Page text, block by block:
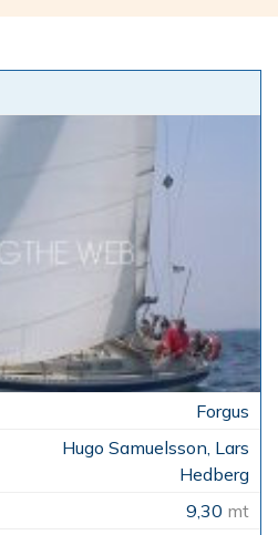
Forgus
Hugo Samuelsson, Lars
Hedberg
9,30 mt